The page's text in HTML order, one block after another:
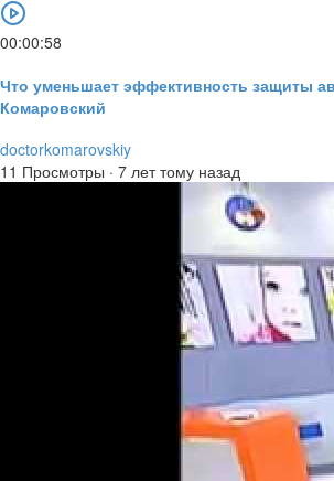
00:00:58
Что уменьшает эффективность защиты
Комаровский
doctorkomarovskiy
11 Просмотры · 7 лет тому назад